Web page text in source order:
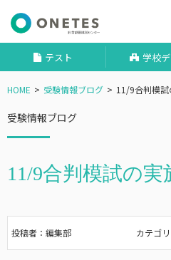
テスト 学校
HOME 受験情報ブログ 11/9合判模試
受験情報ブログ
11/9合判模試の実
投稿者：編集部 カテゴリ